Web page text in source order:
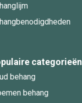
categorieën
behang
behang